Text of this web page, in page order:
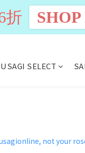
USAGI SELECT
折